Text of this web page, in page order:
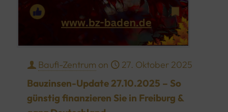
Baufi-Zentrum on 27. Oktober 2025
Bauzinsen-Update 27.10.2025 – So
günstig finanzieren Sie in Freiburg &